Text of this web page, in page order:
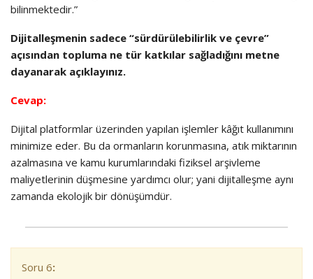
bilinmektedir.”
Dijitalleşmenin sadece “sürdürülebilirlik ve çevre”
açısından topluma ne tür katkılar sağladığını metne
dayanarak açıklayınız.
Cevap:
Dijital platformlar üzerinden yapılan işlemler kâğıt kullanımını
minimize eder. Bu da ormanların korunmasına, atık miktarının
azalmasına ve kamu kurumlarındaki fiziksel arşivleme
maliyetlerinin düşmesine yardımcı olur; yani dijitalleşme aynı
zamanda ekolojik bir dönüşümdür.
Soru 6: